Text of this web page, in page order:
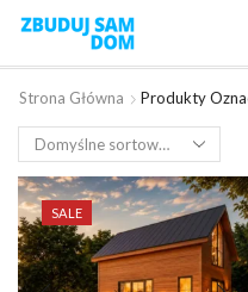
Strona Główna
Produkty
SALE